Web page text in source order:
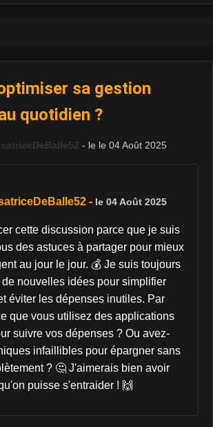
sa gestion
quotidien ?
- le le 04 Août 2025
- le 04 Août 2025
cette discussion parce que je suis
des astuces à partager pour mieux
au jour le jour. 💰 Je suis toujours
nouvelles idées pour simplifier
éviter les dépenses inutiles. Par
que vous utilisez des applications
suivre vos dépenses ? Ou avez-
infaillibles pour épargner sans
? 🤔 J'aimerais bien avoir
puisse s'entraider ! 🙌